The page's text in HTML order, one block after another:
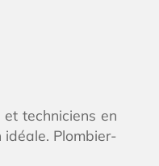
techniciens en
Plombier-